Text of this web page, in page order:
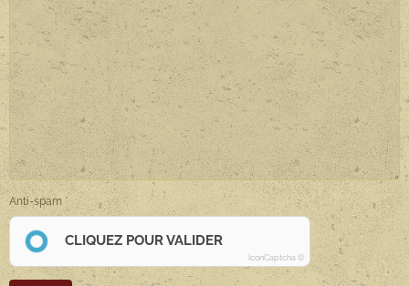
Anti-spam
CLIQUEZ POUR VALIDER
IconCaptcha ©